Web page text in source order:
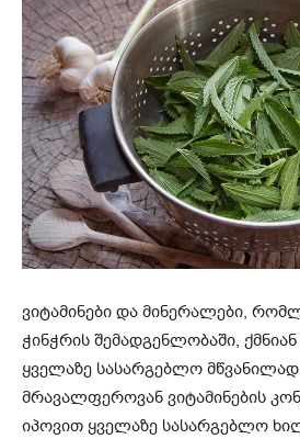
ვიტამინები და მინერალები,
ჭინჭრის შემადგენლობაში,
ყველაზე სასარგებლო
მრავალფეროვან ვიტამინების
იპოვით ყველაზე სასარგებლო